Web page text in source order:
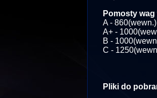
Pomosty
A -
A+ -
B -
C -
Pliki do